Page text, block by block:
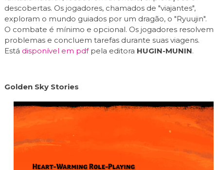
descobertas. Os jogadores, chamados de "viajantes",
exploram o mundo guiados por um dragão, o "Ryuujin".
O combate é mínimo e opcional. Os jogadores resolvem
problemas e concluem tarefas durante suas viagens.
Está disponível em pdfpela editora HUGIN-MUNIN.
Golden Sky Stories